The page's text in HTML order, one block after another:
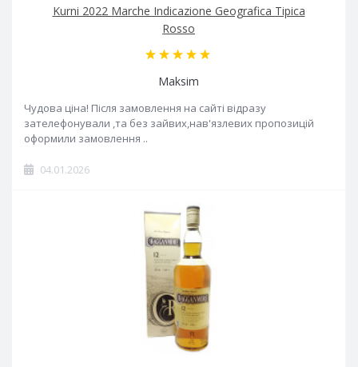
Kurni 2022 Marche Indicazione Geografica Tipica
Rosso
Maksim
Чудова ціна! Після замовлення на сайті відразу
зателефонували ,та без зайвих,нав'язлевих пропозицій
оформили замовлення ..
04.01.2026